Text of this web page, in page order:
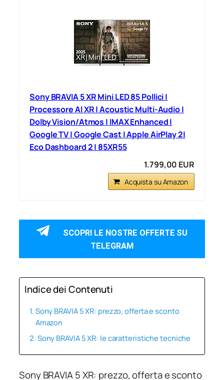
Sony BRAVIA 5 XR Mini LED 85 Pollici |
Processore AI XR | Acoustic Multi-Audio |
Dolby Vision/Atmos | IMAX Enhanced |
Google TV | Google Cast | Apple AirPlay 2|
Eco Dashboard 2 | 85XR55
1.799,00 EUR
Acquista su Amazon
SCOPRI LE NOSTRE OFFERTE SU
TELEGRAM
Indice dei Contenuti
Sony BRAVIA 5 XR: prezzo, offerta e sconto
Amazon
Sony BRAVIA 5 XR: le caratteristiche tecniche
Sony BRAVIA 5 XR: prezzo, offerta e sconto